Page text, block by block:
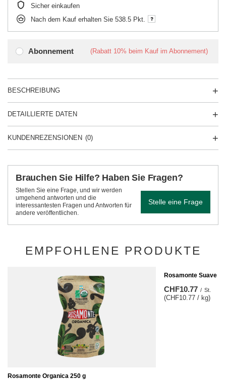
Abonnement (Rabatt 10% beim Kauf im Abonnement)
Sicher einkaufen
Nach dem Kauf erhalten Sie 538.5 Pkt.
BESCHREIBUNG
DETAILLIERTE DATEN
KUNDENREZENSIONEN (0)
Brauchen Sie Hilfe? Haben Sie Fragen?
Stellen Sie eine Frage, und wir werden
umgehend antworten und die
interessantesten Fragen und Antworten für
andere veröffentlichen.
Stelle eine Frage
EMPFOHLENE PRODUKTE
Rosamonte Organica 250 g
Rosamonte Suave 1
CHF10.77 / St.
(CHF10.77 / kg)